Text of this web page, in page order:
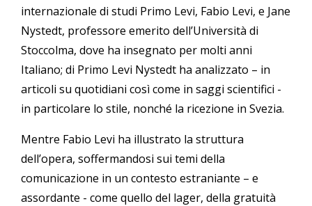
internazionale di studi Primo Levi, Fabio Levi, e Jane
Nystedt, professore emerito dell’Università di
Stoccolma, dove ha insegnato per molti anni
Italiano; di Primo Levi Nystedt ha analizzato – in
articoli su quotidiani così come in saggi scientifici -
in particolare lo stile, nonché la ricezione in Svezia.
Mentre Fabio Levi ha illustrato la struttura
dell’opera, soffermandosi sui temi della
comunicazione in un contesto estraniante – e
assordante - come quello del lager, della gratuità